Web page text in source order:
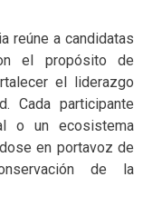
reúne a candidatas
el propósito de
el liderazgo
Cada participante
o un ecosistema
en portavoz de
de la